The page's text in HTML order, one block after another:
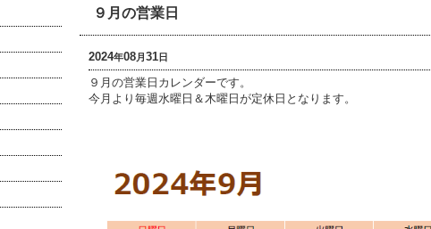
９月の営業日
2024年08月31日
９月の営業日カレンダーです。
今月より毎週水曜日＆木曜日が定休日となります。